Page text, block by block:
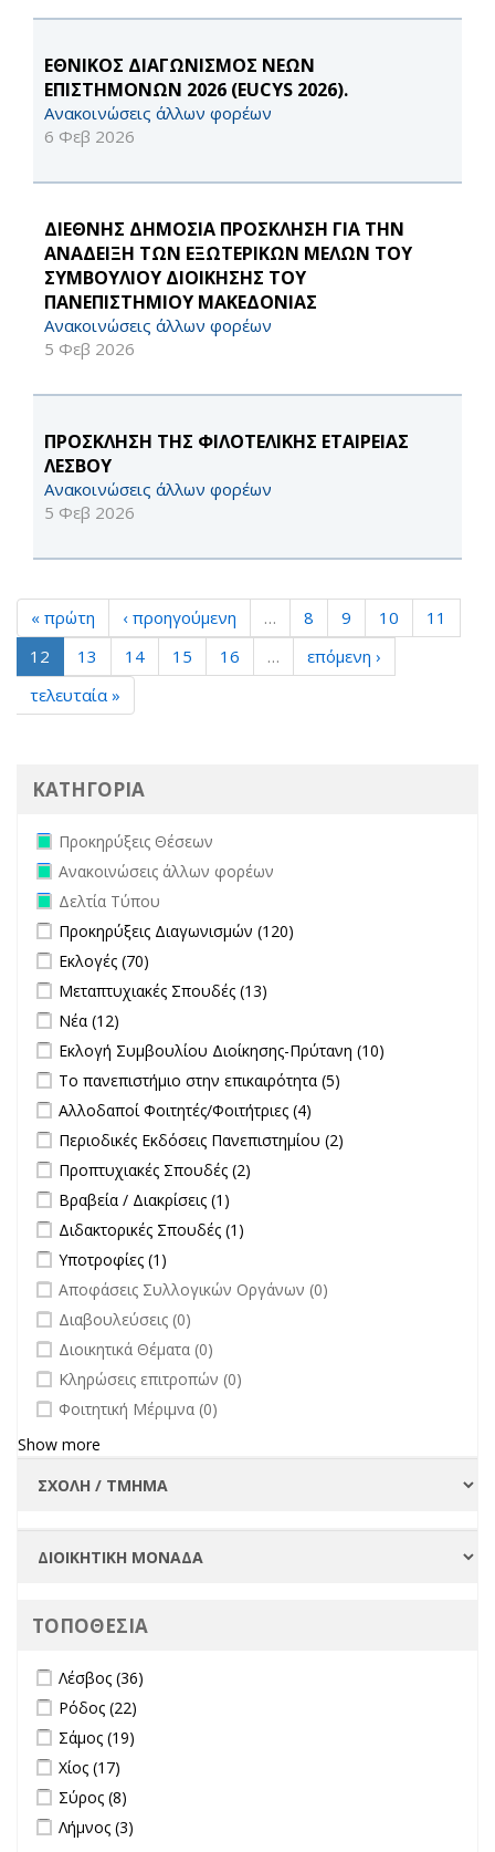
ΕΘΝΙΚΟΣ ΔΙΑΓΩΝΙΣΜΟΣ ΝΕΩΝ
ΕΠΙΣΤΗΜΟΝΩΝ 2026 (EUCYS 2026).
Ανακοινώσεις άλλων φορέων
6 Φεβ 2026
ΔΙΕΘΝΗΣ ΔΗΜΟΣΙΑ ΠΡΟΣΚΛΗΣΗ ΓΙΑ ΤΗΝ
ΑΝΑΔΕΙΞΗ ΤΩΝ ΕΞΩΤΕΡΙΚΩΝ ΜΕΛΩΝ ΤΟΥ
ΣΥΜΒΟΥΛΙΟΥ ΔΙΟΙΚΗΣΗΣ ΤΟΥ
ΠΑΝΕΠΙΣΤΗΜΙΟΥ ΜΑΚΕΔΟΝΙΑΣ
Ανακοινώσεις άλλων φορέων
5 Φεβ 2026
ΠΡΟΣΚΛΗΣΗ ΤΗΣ ΦΙΛΟΤΕΛΙΚΗΣ ΕΤΑΙΡΕΙΑΣ
ΛΕΣΒΟΥ
Ανακοινώσεις άλλων φορέων
5 Φεβ 2026
« πρώτη ‹ προηγούμενη … 8 9 10
11
12
13 14 15 16 …
επόμενη ›
τελευταία »
ΚΑΤΗΓΟΡΙΑ
Remove Προκηρύξεις Θέσεων filter
Προκηρύξεις Θέσεων
Remove Ανακοινώσεις άλλων φορέων filter
Ανακοινώσεις άλλων φορέων
Remove Δελτία Τύπου filter
Δελτία Τύπου
Apply Προκηρύξεις Διαγωνισμών filter
Προκηρύξεις Διαγωνισμών (120)
Apply Εκλογές filter
Εκλογές (70)
Apply Μεταπτυχιακές Σπουδές filter
Μεταπτυχιακές Σπουδές (13)
Apply Νέα filter
Νέα (12)
Apply Εκλογή Συμβουλίου Διοίκησης-Πρύτανη filter
Εκλογή Συμβουλίου Διοίκησης-Πρύτανη (10)
Apply Το πανεπιστήμιο στην επικαιρότητα filter
Το πανεπιστήμιο στην επικαιρότητα (5)
Apply Αλλοδαποί Φοιτητές/Φοιτήτριες filter
Αλλοδαποί Φοιτητές/Φοιτήτριες (4)
filter
Apply Περιοδικές Εκδόσεις Πανεπιστημίου filter
Περιοδικές Εκδόσεις Πανεπιστημίου (2)
Apply Προπτυχιακές Σπουδές filter
Προπτυχιακές Σπουδές (2)
Apply Βραβεία / Διακρίσεις filter
Βραβεία / Διακρίσεις (1)
Apply Διδακτορικές Σπουδές filter
Διδακτορικές Σπουδές (1)
Apply Υποτροφίες filter
Υποτροφίες (1)
undefined
Αποφάσεις Συλλογικών Οργάνων (0)
undefined
Διαβουλεύσεις (0)
undefined
Διοικητικά Θέματα (0)
undefined
Κληρώσεις επιτροπών (0)
undefined
Φοιτητική Μέριμνα (0)
Show more
ΤΟΠΟΘΕΣΙΑ
Apply Λέσβος filter
Λέσβος (36)
Apply Ρόδος filter
Ρόδος (22)
Apply Σάμος filter
Σάμος (19)
Apply Χίος filter
Χίος (17)
Apply Σύρος filter
Σύρος (8)
Apply Λήμνος filter
Λήμνος (3)